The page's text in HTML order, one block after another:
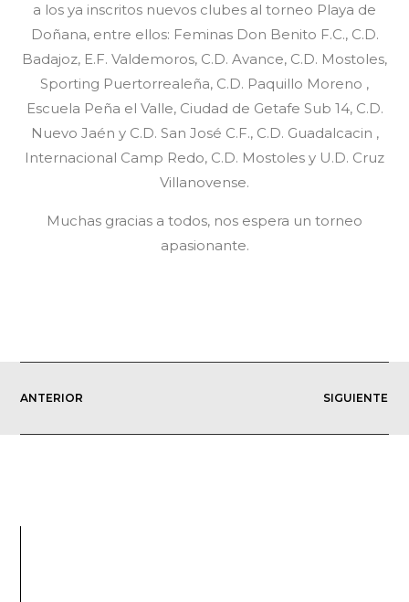
a los ya inscritos nuevos clubes al torneo Playa de
Doñana, entre ellos: Feminas Don Benito F.C., C.D.
Badajoz, E.F. Valdemoros, C.D. Avance, C.D. Mostoles,
Sporting Puertorrealeña, C.D. Paquillo Moreno ,
Escuela Peña el Valle, Ciudad de Getafe Sub 14, C.D.
Nuevo Jaén y C.D. San José C.F., C.D. Guadalcacin ,
Internacional Camp Redo, C.D. Mostoles y U.D. Cruz
Villanovense.
Muchas gracias a todos, nos espera un torneo
apasionante.
ANTERIOR SIGUIENTE